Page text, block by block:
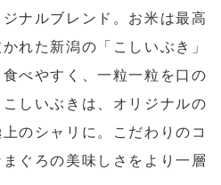
ナルブレンド。お米は最高
れた新潟の「こしいぶき」
べやすく、一粒一粒を口の
しいぶきは、オリジナルの
のシャリに。こだわりのコ
ぐろの美味しさをより一層